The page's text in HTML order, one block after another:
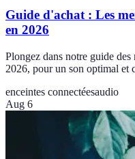
Guide d'achat : Les
en 2026
Plongez dans notre guide des
2026, pour un son optimal et
enceintes connectéesaudio
Aug 6